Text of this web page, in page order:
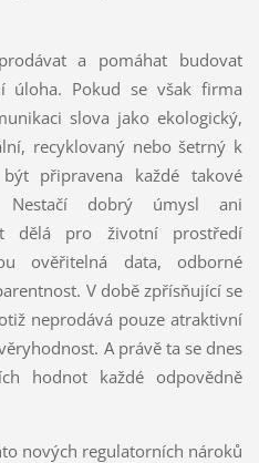
a pomáhat budovat
úloha. Pokud se však firma
slova jako ekologický,
recyklovaný nebo šetrný k
připravena každé takové
Nestačí dobrý úmysl ani
dělá pro životní prostředí
ověřitelná data, odborné
V době zpřísňující se
neprodává pouze atraktivní
A právě ta se dnes
hodnot každé odpovědně
nových regulatorních nároků